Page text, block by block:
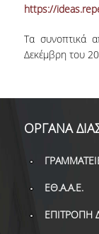
https://
Τα συνοπτικά
Δεκέμβρη του
ΟΡΓΑΝΑ
ΕΘ.Α.Α.Ε.
ΕΠΙΤΡΟΠΗ